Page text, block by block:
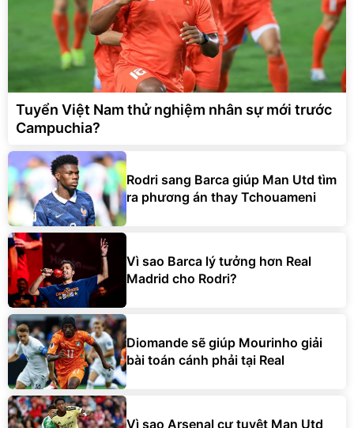
Tuyển Việt Nam thử nghiệm nhân sự mới trước
Campuchia?
Rodri sang Barca giúp Man Utd tìm
ra phương án thay Tchouameni
Vì sao Barca lý tưởng hơn Real
Madrid cho Rodri?
Diomande sẽ giúp Mourinho giải
bài toán cánh phải tại Real
Vì sao Arsenal cự tuyệt Man Utd